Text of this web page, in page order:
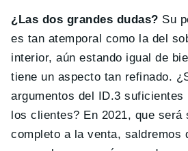
¿Las dos grandes dudas? Su
es tan atemporal como la del
interior, aún estando igual de
tiene un aspecto tan refinado.
argumentos del ID.3 suficientes
los clientes? En 2021, que será
completo a la venta, saldremos